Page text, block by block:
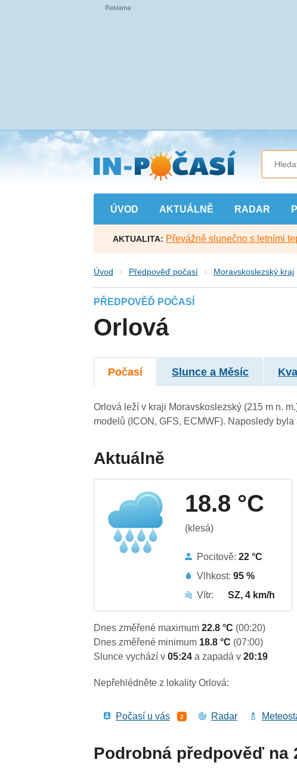
Přejít
na
hlavní
obsah
ÚVOD AKTUÁLNĚ RADAR
AKTUALITA: Převážně slunečno s letními
Úvod Předpověď počasí Moravskoslezský kraj
PŘEDPOVĚĎ POČASÍ
Orlová
Počasí Slunce a Měsíc
Orlová leží v kraji Moravskoslezský (215 m n.
modelů (ICON, GFS, ECMWF). Naposledy
Aktuálně
18.8 °C
(klesá)
Pocitově:22 °C
Vlhkost:95 %
Vítr:
SZ, 4 km/h
Dnes změřené maximum22.8 °C (00:20)
Dnes změřené minimum 18.8 °C (07:00)
Slunce vychází v05:24a zapadá v20:19
Nepřehlédněte z lokality Orlová:
Počasí u vás 2 Radar
Podrobná předpověď na